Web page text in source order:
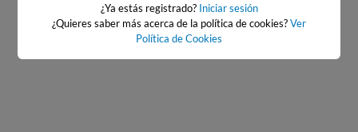
¿Ya estás registrado? Iniciar sesión
¿Quieres saber más acerca de la política de cookies?Ver
Política de Cookies